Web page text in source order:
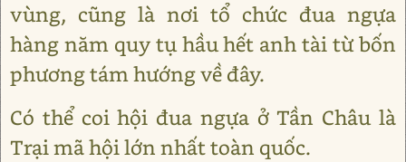
vùng, cũng là nơi tổ chức đua ngựa
hàng năm quy tụ hầu hết anh tài từ bốn
phương tám hướng về đây.
Có thể coi hội đua ngựa ở Tần Châu là
Trại mã hội lớn nhất toàn quốc.